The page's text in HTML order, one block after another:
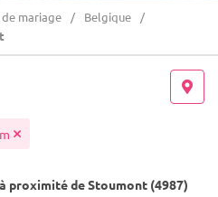
mariage
Belgique
proximité de Stoumont (4987)